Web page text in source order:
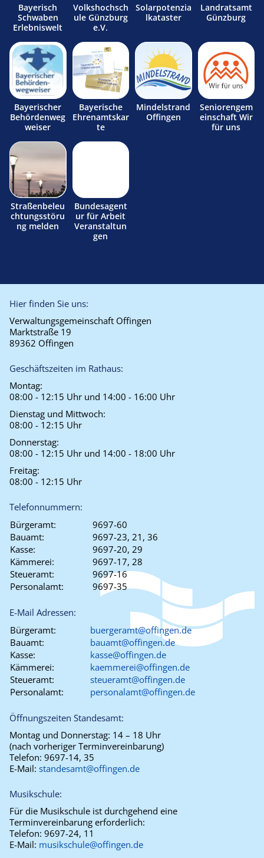
Bayerisch
Schwaben
Erlebniswelt
Volkshochsch
ule Günzburg
e.V.
Solarpotenzia
lkataster
Landratsamt
Günzburg
Bayerischer
Behördenweg
weiser
Bayerische
Ehrenamtskar
te
Mindelstrand
Offingen
Seniorengem
einschaft Wir
für uns
Straßenbeleu
chtungsstöru
ng melden
Bundesagent
ur für Arbeit
Veranstaltun
gen
Hier finden Sie uns:
Verwaltungsgemeinschaft Offingen
Marktstraße 19
89362 Offingen
Geschäftszeiten im Rathaus:
Montag:
08:00 - 12:15 Uhr und 14:00 - 16:00 Uhr
Dienstag und Mittwoch:
08:00 - 12:15 Uhr
Donnerstag:
08:00 - 12:15 Uhr und 14:00 - 18:00 Uhr
Freitag:
08:00 - 12:15 Uhr
Telefonnummern:
Bürgeramt:
9697-60
Bauamt:
9697-23, 21, 36
Kasse:
9697-20, 29
Kämmerei:
9697-17, 28
Steueramt:
9697-16
Personalamt:
9697-35
E-Mail Adressen:
Bürgeramt:
buergeramt@offingen.de
Bauamt:
bauamt@offingen.de
Kasse:
kasse@offingen.de
Kämmerei:
kaemmerei@offingen.de
Steueramt:
steueramt@offingen.de
Personalamt:
personalamt@offingen.de
Öffnungszeiten Standesamt:
Montag und Donnerstag: 14 – 18 Uhr
(nach vorheriger Terminvereinbarung)
Telefon: 9697-14, 35
E-Mail: standesamt@offingen.de
Musikschule:
Für die Musikschule ist durchgehend eine
Terminvereinbarung erforderlich:
Telefon: 9697-24, 11
E-Mail: musikschule@offingen.de